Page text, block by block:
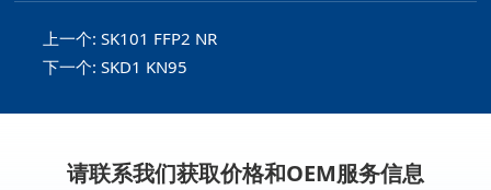
上一个:SK101 FFP2 NR
下一个:SKD1 KN95
请联系我们获取价格和OEM服务信息